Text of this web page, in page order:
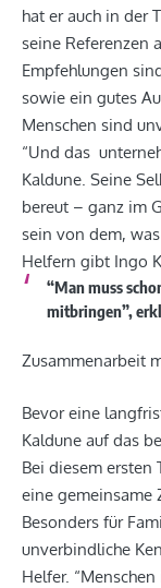
hat er auch in der
seine Referenzen
Empfehlungen
sowie ein gutes
Menschen sind
“Und das
Kaldune. Seine
bereut – ganz im
sein von dem,
Helfern gibt Ingo
“Man muss
mitbringen”,
Zusammenarbeit
Bevor eine
Kaldune auf das
Bei diesem ersten
eine gemeinsame
Besonders für
unverbindliche
Helfer.